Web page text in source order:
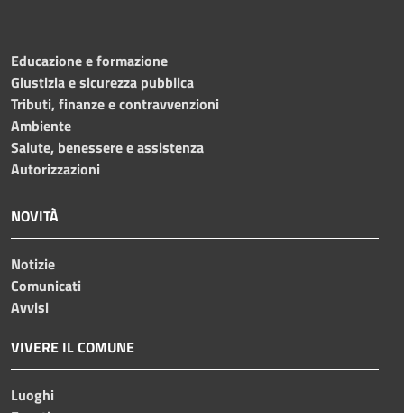
Educazione e formazione
Giustizia e sicurezza pubblica
Tributi, finanze e contravvenzioni
Ambiente
Salute, benessere e assistenza
Autorizzazioni
NOVITÀ
Notizie
Comunicati
Avvisi
VIVERE IL COMUNE
Luoghi